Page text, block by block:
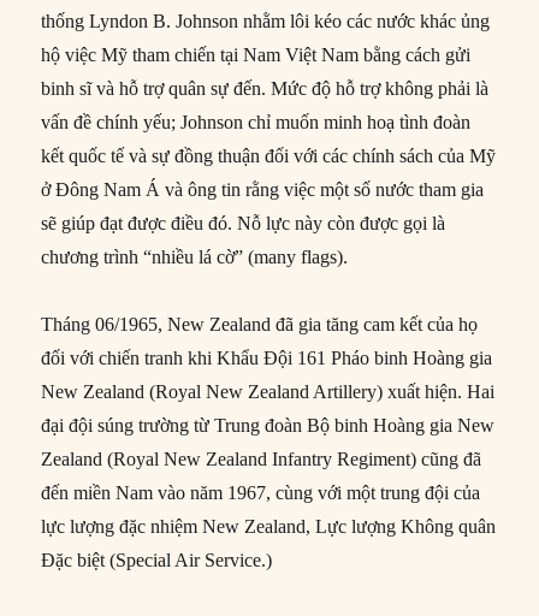
thống Lyndon B. Johnson nhằm lôi kéo các nước khác ủng
hộ việc Mỹ tham chiến tại Nam Việt Nam bằng cách gửi
binh sĩ và hỗ trợ quân sự đến. Mức độ hỗ trợ không phải là
vấn đề chính yếu; Johnson chỉ muốn minh hoạ tình đoàn
kết quốc tế và sự đồng thuận đối với các chính sách của Mỹ
ở Đông Nam Á và ông tin rằng việc một số nước tham gia
sẽ giúp đạt được điều đó. Nỗ lực này còn được gọi là
chương trình “nhiều lá cờ” (many flags).
Tháng 06/1965, New Zealand đã gia tăng cam kết của họ
đối với chiến tranh khi Khẩu Đội 161 Pháo binh Hoàng gia
New Zealand (Royal New Zealand Artillery) xuất hiện. Hai
đại đội súng trường từ Trung đoàn Bộ binh Hoàng gia New
Zealand (Royal New Zealand Infantry Regiment) cũng đã
đến miền Nam vào năm 1967, cùng với một trung đội của
lực lượng đặc nhiệm New Zealand, Lực lượng Không quân
Đặc biệt (Special Air Service.)